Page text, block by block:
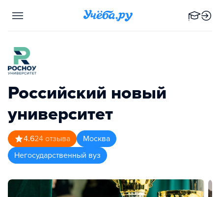
Российский новый
университет
4.624 отзыва
Москва
Негосударственный вуз